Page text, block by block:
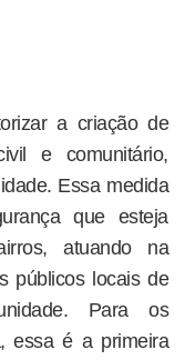
a criação de
e comunitário,
Essa medida
que esteja
atuando na
públicos locais de
Para os
essa é a primeira